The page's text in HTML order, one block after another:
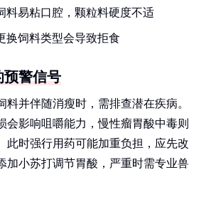
料易粘口腔，颗粒料硬度不适
换饲料类型会导致拒食
预警信号
料并伴随消瘦时，需排查潜在疾病。
会影响咀嚼能力，慢性瘤胃酸中毒则
此时强行用药可能加重负担，应先改
加小苏打调节胃酸，严重时需专业兽